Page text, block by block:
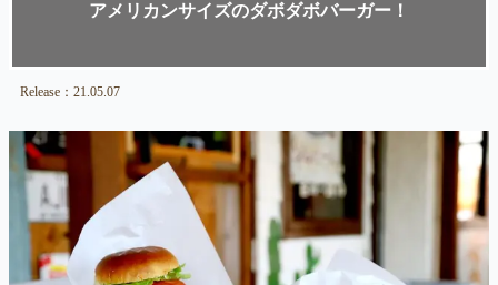
アメリカンサイズのダボダボバーガー！
Release：21.05.07